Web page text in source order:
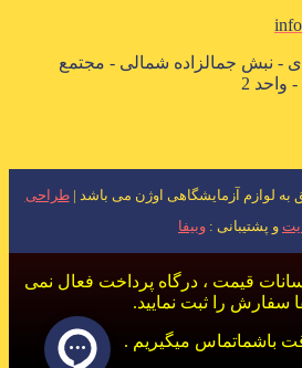
- نبش جمالزاده شمالی - مجتمع
لوازم آزمایشگاهی اوژن می باشد |طراحی
و پشتیبانی : وبیفا
قیمت ، درگاه پرداخت فعال نمی
سفارش را ثبت نمایید.
باشماتماس میگیریم .